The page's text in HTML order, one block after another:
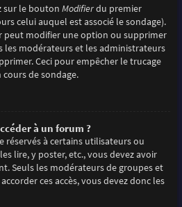
sur le bouton Modifierdu premier
celui auquel est associé le sondage).
peut modifier une option ou supprimer
les modérateurs et les administrateurs
Ceci pour empêcher le trucage
de sondage.
à un forum ?
réservés à certains utilisateurs ou
lire, y poster, etc., vous devez avoir
Seuls les modérateurs de groupes et
ces accès, vous devez donc les